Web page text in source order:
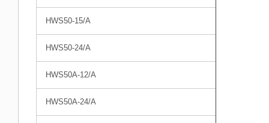
HWS50-15/A
HWS50-24/A
HWS50A-12/A
HWS50A-24/A